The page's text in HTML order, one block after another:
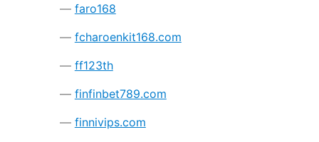
faro168
fcharoenkit168.com
ff123th
finfinbet789.com
finnivips.com